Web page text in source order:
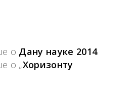
о Дану наукe 2014.
о „Хоризонту